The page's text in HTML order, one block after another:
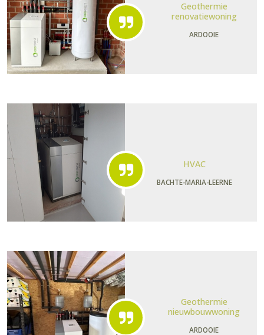
Geothermie
renovatiewoning
ARDOOIE
HVAC
BACHTE-MARIA-LEERNE
Geothermie
nieuwbouwwoning
ARDOOIE